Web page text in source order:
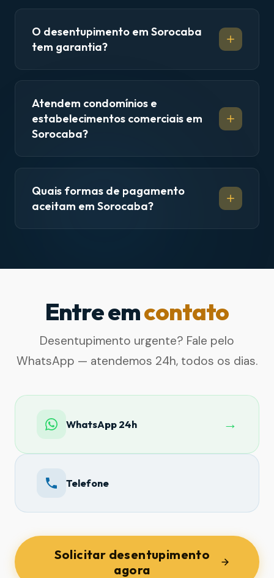
O desentupimento em Sorocaba
tem garantia?
Atendem condomínios e
estabelecimentos comerciais em
Sorocaba?
Quais formas de pagamento
aceitam em Sorocaba?
Entre emcontato
Desentupimento urgente? Fale pelo
WhatsApp — atendemos 24h, todos os dias.
WhatsApp 24h →
Telefone
Solicitar desentupimento
agora